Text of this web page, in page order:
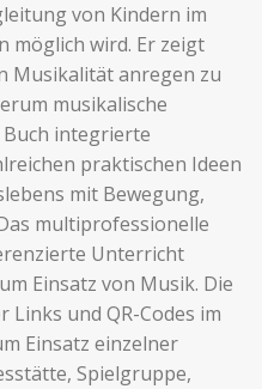
von Kindern im
möglich wird. Er zeigt
Musikalität anregen zu
musikalische
Buch integrierte
praktischen Ideen
mit Bewegung,
multiprofessionelle
Unterricht
Einsatz von Musik. Die
und QR-Codes im
Einsatz einzelner
Spielgruppe,